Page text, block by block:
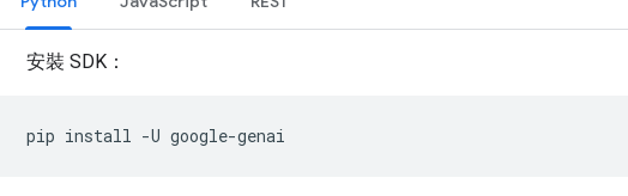
安裝 SDK：
pip install -U